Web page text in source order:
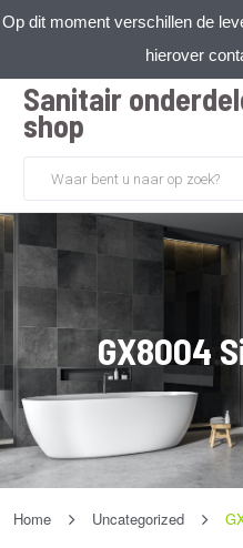
Op dit moment verschillen de
hierover
Sanitair
shop
GX8004
Home Uncategorized